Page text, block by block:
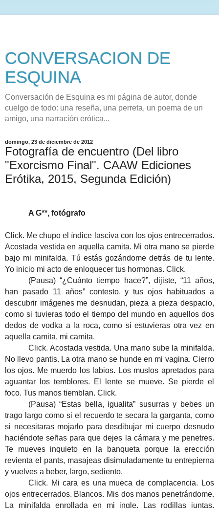
CONVERSACION DE
ESQUINA
Conversación de Esquina es mi página de autor, donde
cuelgo de todo: una reseña, una perreta, un poema de un
amigo, una narración erótica...
domingo, 23 de diciembre de 2012
Fotografía de encuentro (Del libro
"Exorcismo Final". CAAW Ediciones
Erótika, 2015, Segunda Edición)
A G**, fotógrafo
Click. Me chupo el índice lasciva con los ojos entrecerrados.
Acostada vestida en aquella camita. Mi otra mano se pierde
bajo mi minifalda. Tú estás gozándome detrás de tu lente.
Yo inicio mi acto de enloquecer tus hormonas. Click.
(Pausa) “¿Cuánto tiempo hace?”, dijiste, “11 años,
han pasado 11 años” contesto, y tus ojos habituados a
descubrir imágenes me desnudan, pieza a pieza despacio,
como si tuvieras todo el tiempo del mundo en aquellos dos
dedos de vodka a la roca, como si estuvieras otra vez en
aquella camita, mi camita.
Click. Acostada vestida. Una mano sube la minifalda.
No llevo pantis. La otra mano se hunde en mi vagina. Cierro
los ojos. Me muerdo los labios. Los muslos apretados para
aguantar los temblores. El lente se mueve. Se pierde el
foco. Tus manos tiemblan. Click.
(Pausa) “Estas bella, igualita” susurras y bebes un
trago largo como si el recuerdo te secara la garganta, como
si necesitaras mojarlo para desdibujar mi cuerpo desnudo
haciéndote señas para que dejes la cámara y me penetres.
Te mueves inquieto en la banqueta porque la erección
revienta el pants, masajeas disimuladamente tu entrepierna
y vuelves a beber, largo, sediento.
Click. Mi cara es una mueca de complacencia. Los
ojos entrecerrados. Blancos. Mis dos manos penetrándome.
La minifalda enrollada en mi ingle. Las rodillas juntas.